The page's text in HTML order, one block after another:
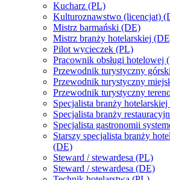
Kucharz (PL)
Kulturoznawstwo (licencjat)
Mistrz barmański (DE)
Mistrz branży hotelarskiej
Pilot wycieczek (PL)
Pracownik obsługi hotelowej
Przewodnik turystyczny
Przewodnik turystyczny
Przewodnik turystyczny
Specjalista branży
Specjalista branży
Specjalista gastronomii
Starszy specjalista branży
(DE)
Steward / stewardesa (PL)
Steward / stewardesa (DE)